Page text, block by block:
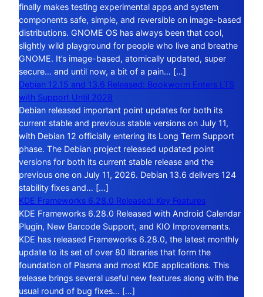
finally makes testing experimental apps and system
components safe, simple, and reversible on image-based
distributions. GNOME OS has always been that cool,
slightly wild playground for people who live and breathe
GNOME. It’s image-based, atomically updated, super
secure… and until now, a bit of a pain… […]
Debian 12.15 and 13.6 Released: Bookworm Enters LTS
with Support Until 2028
Debian released important point updates for both its
current stable and previous stable versions on July 11,
with Debian 12 officially entering its Long Term Support
phase. The Debian project released updated point
versions for both its current stable release and the
previous one on July 11, 2026. Debian 13.6 delivers 124
stability fixes and… […]
KDE Frameworks 6.28.0 Released: Key Features
KDE Frameworks 6.28.0 Released with Android Calendar
Plugin, New Barcode Support, and KIO Improvements.
KDE has released Frameworks 6.28.0, the latest monthly
update to its set of over 80 libraries that form the
foundation of Plasma and most KDE applications. This
release brings several useful new features along with the
usual round of bug fixes… […]